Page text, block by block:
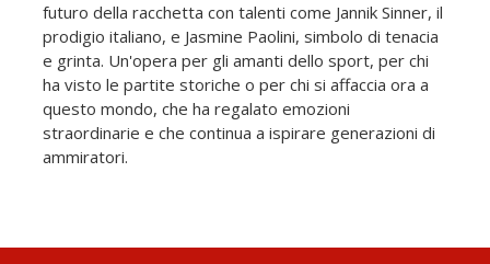
futuro della racchetta con talenti come Jannik Sinner, il
prodigio italiano, e Jasmine Paolini, simbolo di tenacia
e grinta. Un'opera per gli amanti dello sport, per chi
ha visto le partite storiche o per chi si affaccia ora a
questo mondo, che ha regalato emozioni
straordinarie e che continua a ispirare generazioni di
ammiratori.